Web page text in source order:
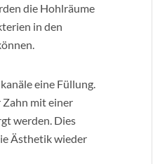
die Hohlräume
in den
eine Füllung.
mit einer
werden. Dies
Ästhetik wieder